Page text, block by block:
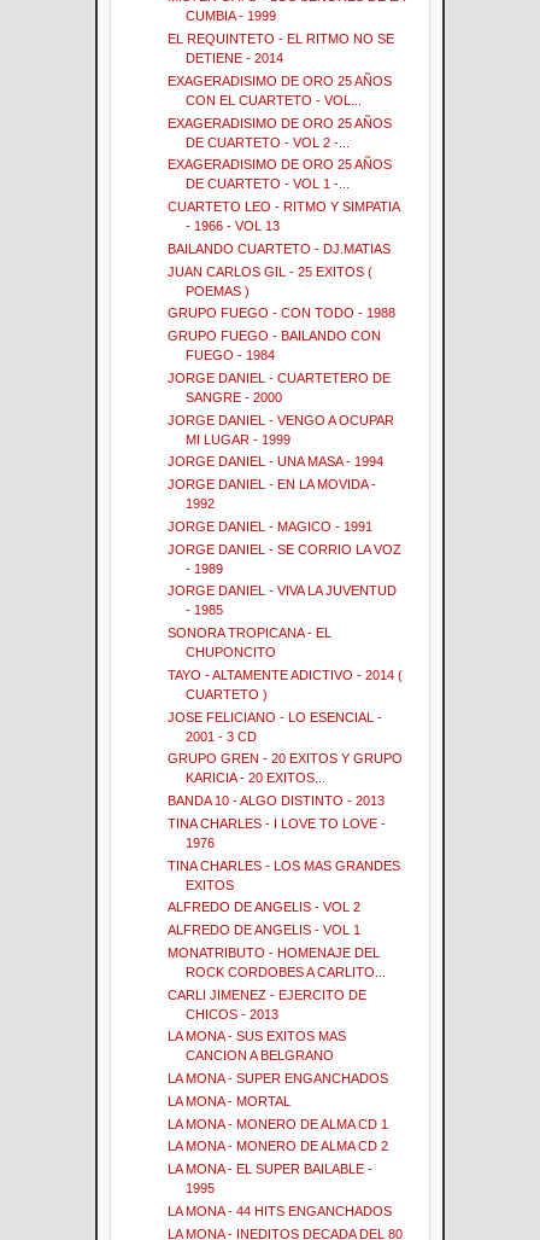
CUMBIA - 1999
EL REQUINTETO - EL RITMO NO SE
DETIENE - 2014
EXAGERADISIMO DE ORO 25 AÑOS
CON EL CUARTETO - VOL...
EXAGERADISIMO DE ORO 25 AÑOS
DE CUARTETO - VOL 2 -...
EXAGERADISIMO DE ORO 25 AÑOS
DE CUARTETO - VOL 1 -...
CUARTETO LEO - RITMO Y SIMPATIA
- 1966 - VOL 13
BAILANDO CUARTETO - DJ.MATIAS
JUAN CARLOS GIL - 25 EXITOS (
POEMAS )
GRUPO FUEGO - CON TODO - 1988
GRUPO FUEGO - BAILANDO CON
FUEGO - 1984
JORGE DANIEL - CUARTETERO DE
SANGRE - 2000
JORGE DANIEL - VENGO A OCUPAR
MI LUGAR - 1999
JORGE DANIEL - UNA MASA - 1994
JORGE DANIEL - EN LA MOVIDA -
1992
JORGE DANIEL - MAGICO - 1991
JORGE DANIEL - SE CORRIO LA VOZ
- 1989
JORGE DANIEL - VIVA LA JUVENTUD
- 1985
SONORA TROPICANA - EL
CHUPONCITO
TAYO - ALTAMENTE ADICTIVO - 2014 (
CUARTETO )
JOSE FELICIANO - LO ESENCIAL -
2001 - 3 CD
GRUPO GREN - 20 EXITOS Y GRUPO
KARICIA - 20 EXITOS...
BANDA 10 - ALGO DISTINTO - 2013
TINA CHARLES - I LOVE TO LOVE -
1976
TINA CHARLES - LOS MAS GRANDES
EXITOS
ALFREDO DE ANGELIS - VOL 2
ALFREDO DE ANGELIS - VOL 1
MONATRIBUTO - HOMENAJE DEL
ROCK CORDOBES A CARLITO...
CARLI JIMENEZ - EJERCITO DE
CHICOS - 2013
LA MONA - SUS EXITOS MAS
CANCION A BELGRANO
LA MONA - SUPER ENGANCHADOS
LA MONA - MORTAL
LA MONA - MONERO DE ALMA CD 1
LA MONA - MONERO DE ALMA CD 2
LA MONA - EL SUPER BAILABLE -
1995
LA MONA - 44 HITS ENGANCHADOS
LA MONA - INEDITOS DECADA DEL 80